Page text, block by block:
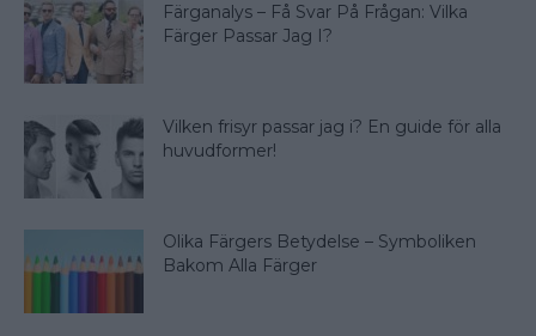
Färganalys – Få Svar På Frågan: Vilka
Färger Passar Jag I?
Vilken frisyr passar jag i? En guide för alla
huvudformer!
Olika Färgers Betydelse – Symboliken
Bakom Alla Färger